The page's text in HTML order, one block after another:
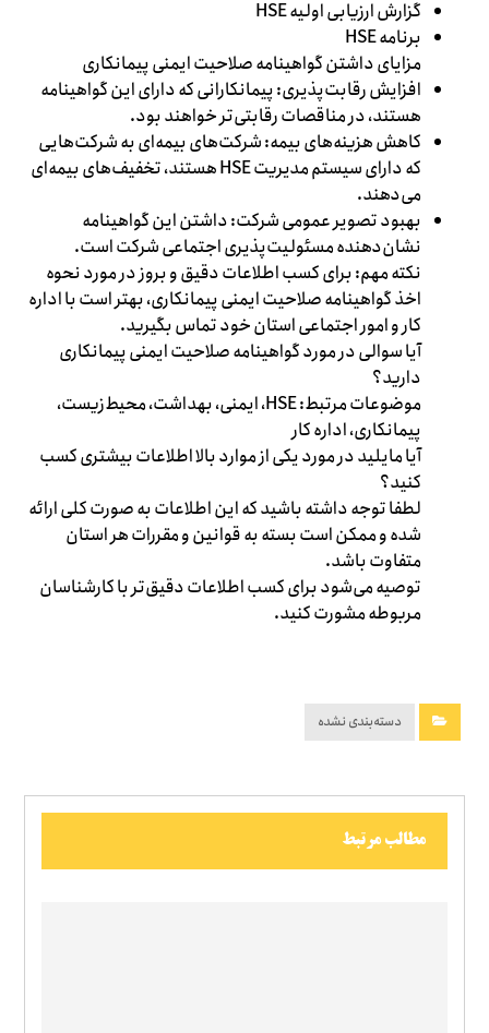
گزارش ارزیابی اولیه HSE
برنامه HSE
مزایای داشتن گواهینامه صلاحیت ایمنی پیمانکاری
افزایش رقابت‌پذیری: پیمانکارانی که دارای این گواهینامه
هستند، در مناقصات رقابتی‌تر خواهند بود.
کاهش هزینه‌های بیمه: شرکت‌های بیمه‌ای به شرکت‌هایی
که دارای سیستم مدیریت HSE هستند، تخفیف‌های بیمه‌ای
می‌دهند.
بهبود تصویر عمومی شرکت: داشتن این گواهینامه
نشان‌دهنده مسئولیت‌پذیری اجتماعی شرکت است.
نکته مهم: برای کسب اطلاعات دقیق و بروز در مورد نحوه
اخذ گواهینامه صلاحیت ایمنی پیمانکاری، بهتر است با اداره
کار و امور اجتماعی استان خود تماس بگیرید.
آیا سوالی در مورد گواهینامه صلاحیت ایمنی پیمانکاری
دارید؟
موضوعات مرتبط: HSE، ایمنی، بهداشت، محیط‌زیست،
پیمانکاری، اداره کار
آیا مایلید در مورد یکی از موارد بالا اطلاعات بیشتری کسب
کنید؟
لطفا توجه داشته باشید که این اطلاعات به صورت کلی ارائه
شده و ممکن است بسته به قوانین و مقررات هر استان
متفاوت باشد.
توصیه می‌شود برای کسب اطلاعات دقیق‌تر با کارشناسان
مربوطه مشورت کنید.
دسته‌بندی نشده
مطالب مرتبط